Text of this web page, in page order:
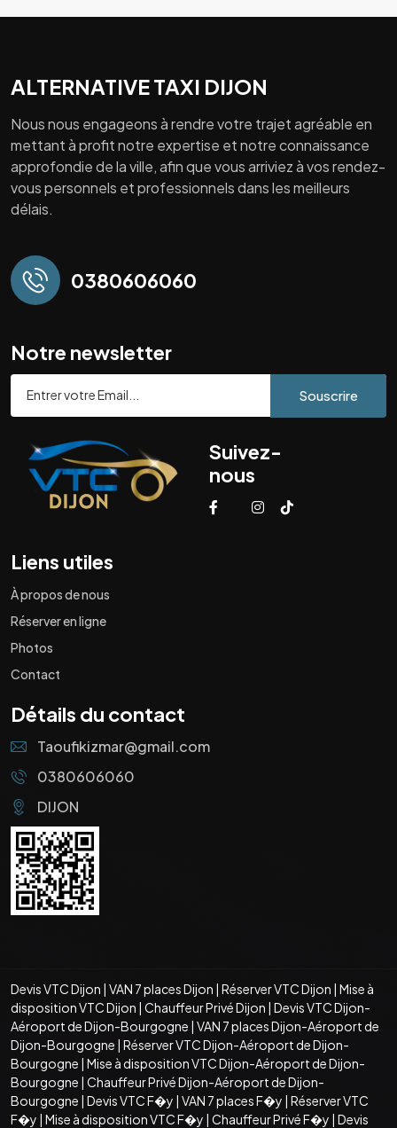
ALTERNATIVE TAXI DIJON
Nous nous engageons à rendre votre trajet agréable en
mettant à profit notre expertise et notre connaissance
approfondie de la ville, afin que vous arriviez à vos rendez-
vous personnels et professionnels dans les meilleurs
délais.
0380606060
Notre newsletter
Souscrire
Suivez-
nous
Liens utiles
À propos de nous
Réserver en ligne
Photos
Contact
Détails du contact
Taoufikizmar@gmail.com
0380606060
DIJON
Devis VTC Dijon | VAN 7 places Dijon | Réserver VTC Dijon | Mise à
disposition VTC Dijon | Chauffeur Privé Dijon | Devis VTC Dijon-
Aéroport de Dijon-Bourgogne | VAN 7 places Dijon-Aéroport de
Dijon-Bourgogne | Réserver VTC Dijon-Aéroport de Dijon-
Bourgogne | Mise à disposition VTC Dijon-Aéroport de Dijon-
Bourgogne | Chauffeur Privé Dijon-Aéroport de Dijon-
Bourgogne | Devis VTC F�y | VAN 7 places F�y | Réserver VTC
F�y | Mise à disposition VTC F�y | Chauffeur Privé F�y | Devis